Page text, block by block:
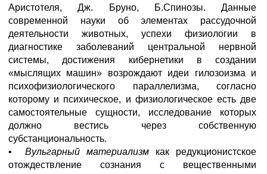
Аристотеля, Дж. Бруно, Б.Спинозы. Данные
современной науки об элементах рассудочной
деятельности животных, успехи физиологии в
диагностике заболеваний центральной нервной
системы, достижения кибернетики в создании
«мыслящих машин» возрождают идеи гилозоизма и
психофизиологического параллелизма, согласно
которому и психическое, и физиологическое есть две
самостоятельные сущности, исследование которых
должно вестись через собственную
субстанциональность.
• Вульгарный материализм как редукционистское
отождествление сознания с вещественными